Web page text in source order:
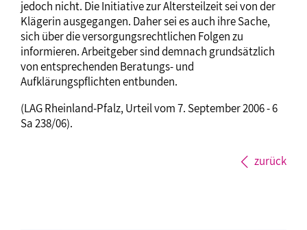
jedoch nicht. Die Initiative zur Altersteilzeit sei von der
Klägerin ausgegangen. Daher sei es auch ihre Sache,
sich über die versorgungsrechtlichen Folgen zu
informieren. Arbeitgeber sind demnach grundsätzlich
von entsprechenden Beratungs- und
Aufklärungspflichten entbunden.
(LAG Rheinland-Pfalz, Urteil vom 7. September 2006 - 6
Sa 238/06).
zurück